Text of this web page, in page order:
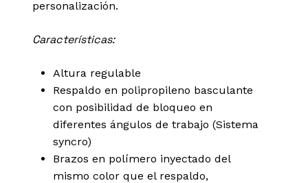
personalización.
Características:
Altura regulable
Respaldo en polipropileno basculante
con posibilidad de bloqueo en
diferentes ángulos de trabajo (Sistema
syncro)
Brazos en polímero inyectado del
mismo color que el respaldo,